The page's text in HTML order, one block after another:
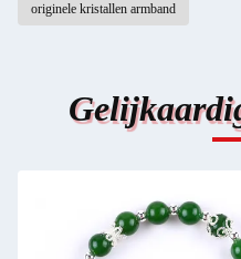
originele kristallen armband